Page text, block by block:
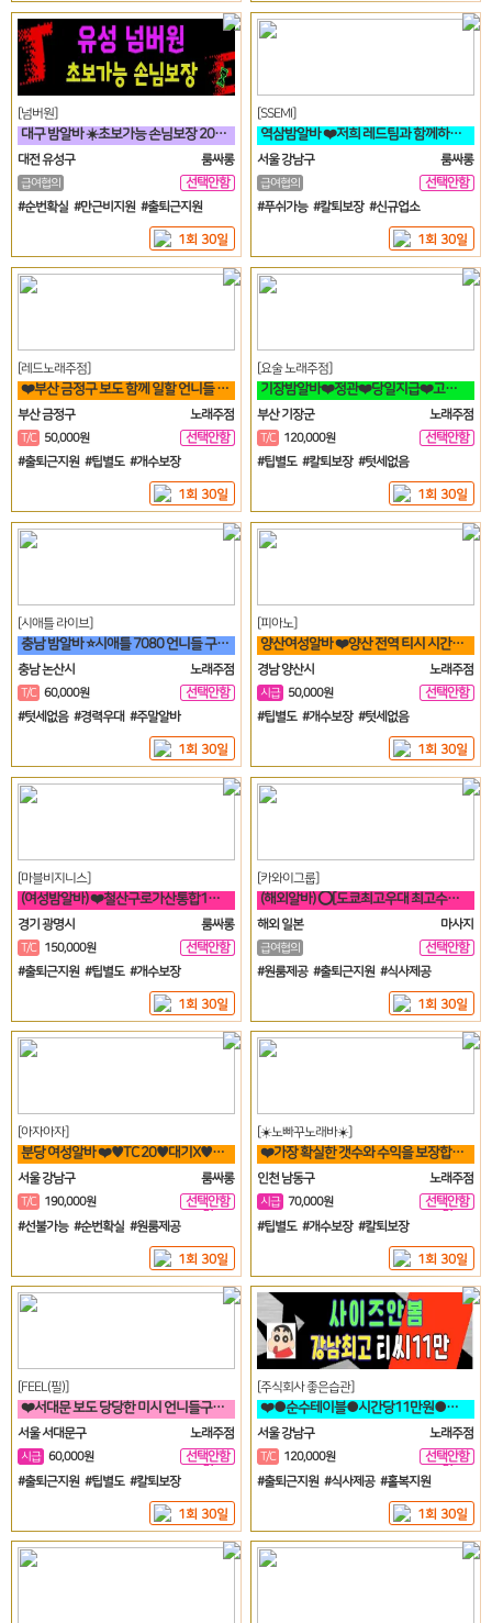
[넘버원]
대구 밤알바 ☀️초보가능 손님보장 20대30대가족모집☀️
대전 유성구
룸싸롱
급여협의
선택안함
일
#순번확실 #만근비지원 #출퇴근지원
1회 30일
[SSEMI]
역삼밤알바 ❤️저희 레드팀과 함께하실분~~!!❤️
서울 강남구
룸싸롱
급여협의
선택안함
일
#푸쉬가능 #칼퇴보장 #신규업소
1회 30일
[레드노래주점]
❤️부산 금정구 보도 함께 일할 언니들 모집 노래방알바❤️
부산 금정구
노래주점
T/C 50,000원
선택안함
일
#출퇴근지원 #팁별도 #개수보장
1회 30일
[요술 노래주점]
기장밤알바❤️정관❤️당일지급❤️고정아가씨구해요❤️
부산 기장군
노래주점
T/C 120,000원
선택안함
일
#팁별도 #칼퇴보장 #텃세없음
1회 30일
[시애틀 라이브]
충남 밤알바 ⭐시애틀 7080 언니들 구함⭐
충남 논산시
노래주점
T/C 60,000원
선택안함
일
#텃세없음 #경력우대 #주말알바
1회 30일
[피아노]
양산여성알바 ❤️양산 전역 티시 시간당 5만원 30세 ~ 50세❤️
경남 양산시
노래주점
시급 50,000원
선택안함
일
#팁별도 #개수보장 #텃세없음
1회 30일
[마블비지니스]
(여성밤알바) ❤️철산구로가산통합1등❤️신규여성모집❤️
경기 광명시
룸싸롱
T/C 150,000원
선택안함
일
#출퇴근지원 #팁별도 #개수보장
1회 30일
[카와이그룹]
(해외알바) ⭕[도쿄최고우대 최고수입 최고안전보장]⭕
해외 일본
마사지
급여협의
선택안함
일
#원룸제공 #출퇴근지원 #식사제공
1회 30일
[아자아자]
분당 여성알바 ❤️♥TC 20♥대기X♥떼초X♥분당1등♥❤️
서울 강남구
룸싸롱
T/C 190,000원
선택안함
일
#선불가능 #순번확실 #원룸제공
1회 30일
[☀️노빠꾸노래바☀️]
❤️가장 확실한 갯수와 수익을 보장합니다. 60분 7만원 지급!❤️
인천 남동구
노래주점
시급 70,000원
선택안함
일
#팁별도 #개수보장 #칼퇴보장
1회 30일
[FEEL(필)]
❤️서대문 보도 당당한 미시 언니들구함 초보 직장인 투잡 알바도 가능❤️
서울 서대문구
노래주점
시급 60,000원
선택안함
일
#출퇴근지원 #팁별도 #칼퇴보장
1회 30일
[주식회사 좋은습관]
❤️●순수테이블●시간당11만원●갯수보장제●❤️
서울 강남구
노래주점
T/C 120,000원
선택안함
일
#출퇴근지원 #식사제공 #홀복지원
1회 30일